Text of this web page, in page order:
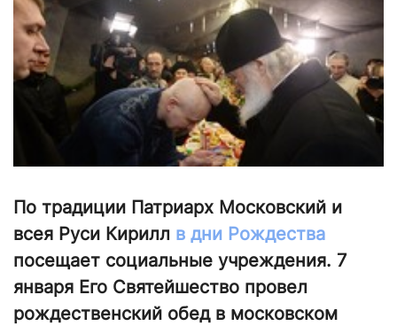
По традиции Патриарх Московский и
всея Руси Кирилл в дни Рождества
посещает социальные учреждения. 7
января Его Святейшество провел
рождественский обед в московском